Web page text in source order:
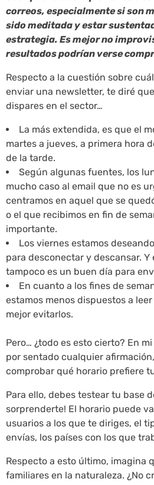
correos, especialmente si son
sido meditada y estar
estrategia. Es mejor no
resultados podrían verse
Respecto a la cuestión sobre
enviar una newsletter, te diré
dispares en el sector…
La más extendida, es que el
martes a jueves, a primera hora
de la tarde.
Según algunas fuentes, los
mucho caso al email que no es
centramos en aquel que se
o el que recibimos en fin de
importante.
Los viernes estamos
para desconectar y descansar.
tampoco es un buen día para
En cuanto a los fines de
estamos menos dispuestos a
mejor evitarlos.
Pero… ¿todo es esto cierto? En
por sentado cualquier
comprobar qué horario prefiere
Para ello, debes testear tu base
sorprenderte! El horario puede
usuarios a los que te diriges, el
envías, los países con los que
Respecto a esto último, imagina
familiares en la naturaleza. ¿No